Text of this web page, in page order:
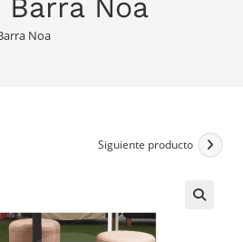
Contacto
Noa
Siguiente producto